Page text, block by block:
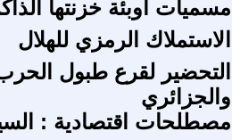
مسميات أوبئة خزنتها
الاستملاك الرمزي للهلال
التحضير لقرع طبول
والجزائري
مصطلحات اقتصادية :